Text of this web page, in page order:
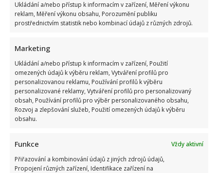
Ukládání a/nebo přístup k informacím v zařízení, Měření výkonu
reklam, Měření výkonu obsahu, Porozumění publiku
prostřednictvím statistik nebo kombinací údajů z různých zdrojů.
Marketing
Ukládání a/nebo přístup k informacím v zařízení, Použití
omezených údajů k výběru reklam, Vytváření profilů pro
personalizovanou reklamu, Používání profilů k výběru
personalizované reklamy, Vytváření profilů pro personalizovaný
obsah, Používání profilů pro výběr personalizovaného obsahu,
Rozvoj a zlepšování služeb, Použití omezených údajů k výběru
obsahu.
Funkce
Vždy aktivní
Přiřazování a kombinování údajů z jiných zdrojů údajů,
Propojení různých zařízení, Identifikace zařízení na
Prezident Pavel vyrazil na tajnou dovolenou:
Prozradila ho však fotografie, pod kterou se rozjela
mela